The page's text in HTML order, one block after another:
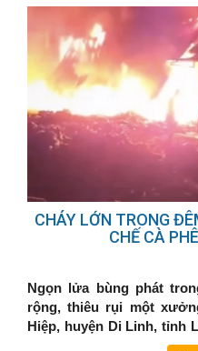
CHÁY LỚN TRONG
CHẾ CÀ
Ngọn lửa bùng phát
rộng, thiêu rụi một
Hiệp, huyện Di Linh, tỉnh